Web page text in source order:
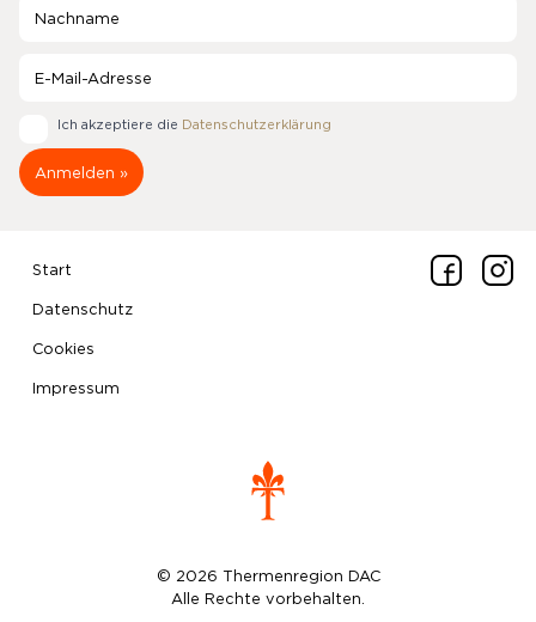
Ich akzeptiere die Datenschutzerklärung
Start
Datenschutz
Cookies
Impressum
© 2026 Thermenregion DAC
Alle Rechte vorbehalten.